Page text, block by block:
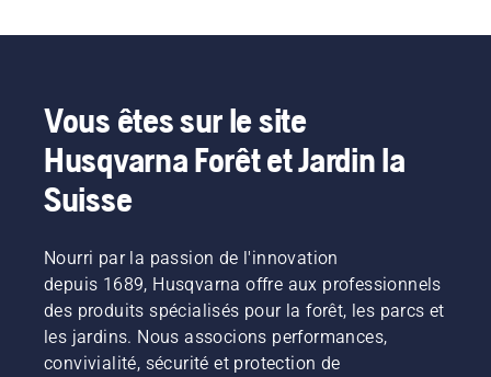
câbles périphériques ou d'une installation sans
une large gamme d'autres accessoires. Vous
pouvez compter sur les pièces Husqvarna pour
assurer le bon fonctionnement de votre robot
tondeuse et avoir une pelouse impeccable tout
Vous êtes sur le site
Husqvarna Forêt et Jardin la
Suisse
Nourri par la passion de l'innovation
depuis 1689, Husqvarna offre aux professionnels
des produits spécialisés pour la forêt, les parcs et
les jardins. Nous associons performances,
convivialité, sécurité et protection de